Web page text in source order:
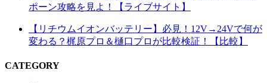
ポーン攻略を見よ！【ライブサイト】
【リチウムイオンバッテリー】必見！12V→24Vで何が
変わる？梶原プロ＆樋口プロが比較検証！【比較】
CATEGORY